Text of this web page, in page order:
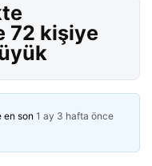
72 kişiye
en son 1 ay 3 hafta önce